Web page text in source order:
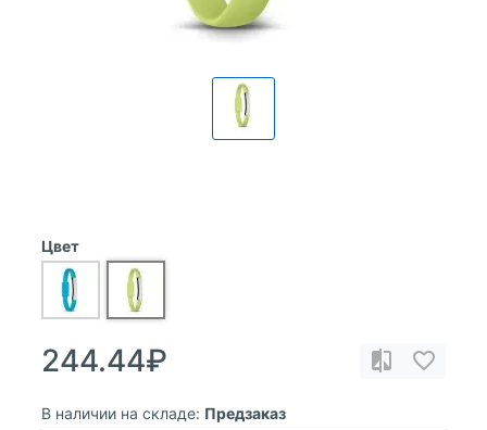
Цвет
244.44₽
В наличии на складе: Предзаказ